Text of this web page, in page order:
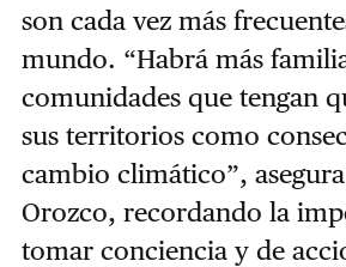
son cada vez más
mundo. “Habrá más
comunidades que tengan
sus territorios como
cambio climático”,
Orozco, recordando la
tomar conciencia y de